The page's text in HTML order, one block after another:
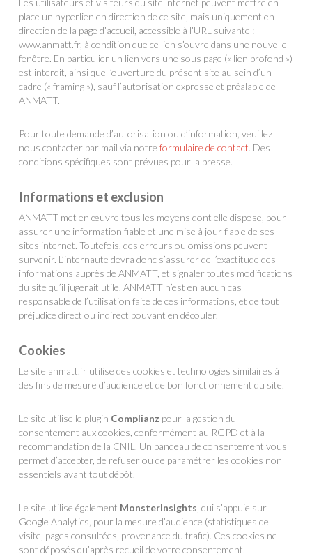
Les utilisateurs et visiteurs du site internet peuvent mettre en
place un hyperlien en direction de ce site, mais uniquement en
direction de la page d’accueil, accessible à l’URL suivante :
www.anmatt.fr, à condition que ce lien s’ouvre dans une nouvelle
fenêtre. En particulier un lien vers une sous page (« lien profond »)
est interdit, ainsi que l’ouverture du présent site au sein d’un
cadre (« framing »), sauf l’autorisation expresse et préalable de
ANMATT.
Pour toute demande d’autorisation ou d’information, veuillez
nous contacter par mail via notre formulaire de contact. Des
conditions spécifiques sont prévues pour la presse.
Informations et exclusion
ANMATT met en œuvre tous les moyens dont elle dispose, pour
assurer une information fiable et une mise à jour fiable de ses
sites internet. Toutefois, des erreurs ou omissions peuvent
survenir. L’internaute devra donc s’assurer de l’exactitude des
informations auprès de ANMATT, et signaler toutes modifications
du site qu’il jugerait utile. ANMATT n’est en aucun cas
responsable de l’utilisation faite de ces informations, et de tout
préjudice direct ou indirect pouvant en découler.
Cookies
Le site anmatt.fr utilise des cookies et technologies similaires à
des fins de mesure d’audience et de bon fonctionnement du site.
Le site utilise le plugin Complianz pour la gestion du
consentement aux cookies, conformément au RGPD et à la
recommandation de la CNIL. Un bandeau de consentement vous
permet d’accepter, de refuser ou de paramétrer les cookies non
essentiels avant tout dépôt.
Le site utilise également MonsterInsights , qui s’appuie sur
Google Analytics, pour la mesure d’audience (statistiques de
visite, pages consultées, provenance du trafic). Ces cookies ne
sont déposés qu’après recueil de votre consentement.